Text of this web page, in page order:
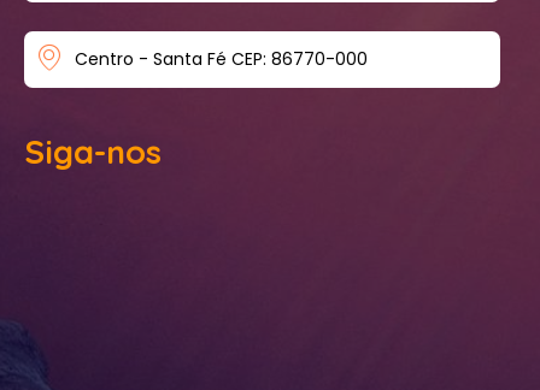
Centro - Santa Fé CEP: 86770-000
Siga-nos